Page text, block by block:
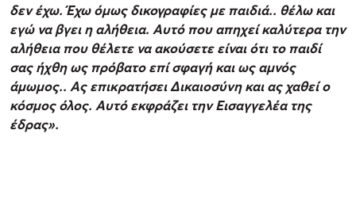
δεν έχω. Έχω όμως δικογραφίες με παιδιά.. θέλω και
εγώ να βγει η αλήθεια. Αυτό που απηχεί καλύτερα την
αλήθεια που θέλετε να ακούσετε είναι ότι το παιδί
σας ήχθη ως πρόβατο επί σφαγή και ως αμνός
άμωμος.. Ας επικρατήσει Δικαιοσύνη και ας χαθεί ο
κόσμος όλος. Αυτό εκφράζει την Εισαγγελέα της
έδρας».